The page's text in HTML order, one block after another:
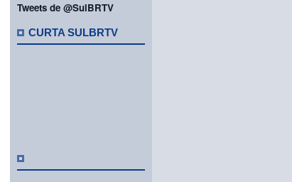
Tweets de @SulBRTV
CURTA SULBRTV